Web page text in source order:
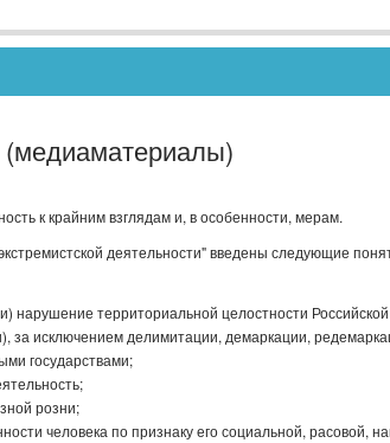
(медиаматериалы)
к крайним взглядам и, в особенности, мерам.
деятельности" введены следующие
нарушение территориальной целостности
за исключением делимитации, демаркации,
государствами;
розни;
человека по признаку его социальной, расовой,